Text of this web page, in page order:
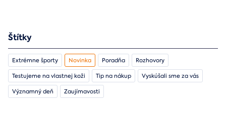
Štítky
Extrémne športy Novinka Poradňa Rozhovory
Testujeme na vlastnej koži Tip na nákup Vyskúšali sme za vás
Významný deň Zaujímavosti